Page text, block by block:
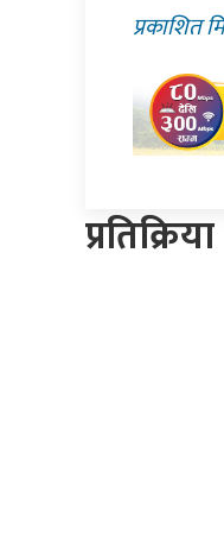
प्रकाशित
प्रतिक्रिया